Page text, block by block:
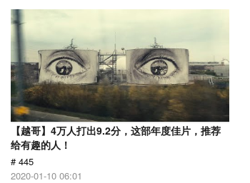
【越哥】4万人打出9.2分，这部年度佳片，推荐
给有趣的人！
# 445
2020-01-10 06:01